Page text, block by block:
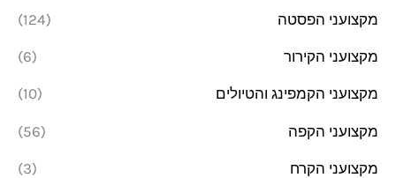
מקצועני הפסטה (124)
מקצועני הקירור (6)
מקצועני הקמפינג והטיולים (10)
מקצועני הקפה (56)
מקצועני הקרח (3)